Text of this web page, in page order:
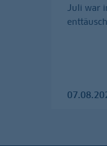
Juli war